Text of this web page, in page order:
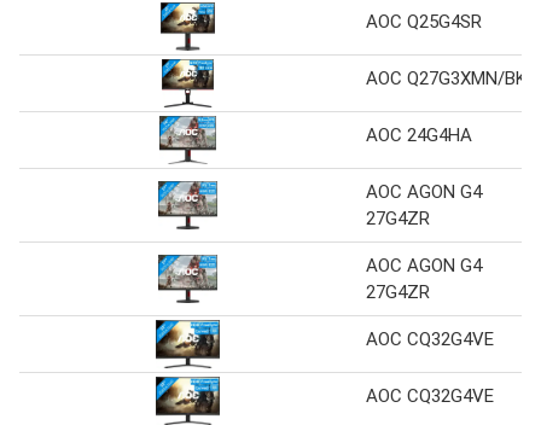
AOC Q25G4SR
AOC Q27G3XMN/BK
AOC 24G4HA
AOC AGON G4
27G4ZR
AOC AGON G4
27G4ZR
AOC CQ32G4VE
AOC CQ32G4VE